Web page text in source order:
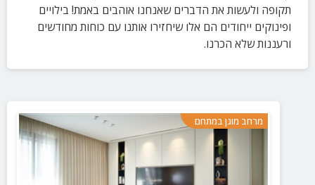
תקופה ולעשות את הדברים שאנחנו אוהבים באמת! בילויים
ופינוקים ייחודים הם אלו שיחזירו אותנו עם כוחות מחודשים
ורעננות שלא הכרנו.
מרחב מוגן במתחם